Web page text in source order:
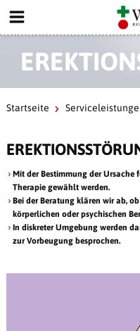
Startseite
Mit der Bestimmung der Ursache
Therapie gewählt werden.
Bei der Beratung klären wir ab,
körperlichen oder psychischen
In diskreter Umgebung werden
zur Vorbeugung besprochen.